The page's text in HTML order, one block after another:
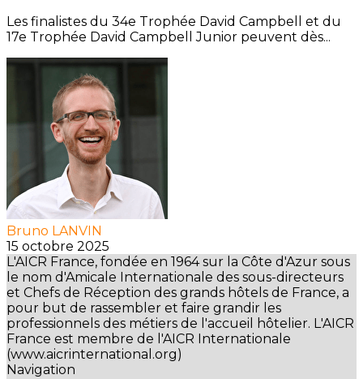
Les finalistes du 34e Trophée David Campbell et du
17e Trophée David Campbell Junior peuvent dès...
Bruno LANVIN
15 octobre 2025
L'AICR France, fondée en 1964 sur la Côte d'Azur sous
le nom d'Amicale Internationale des sous-directeurs
et Chefs de Réception des grands hôtels de France, a
pour but de rassembler et faire grandir les
professionnels des métiers de l'accueil hôtelier. L'AICR
France est membre de l'AICR Internationale
(www.aicrinternational.org)
Navigation